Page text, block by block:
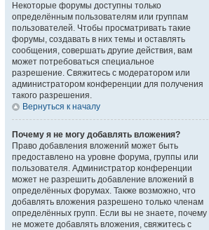
Некоторые форумы доступны только
определённым пользователям или группам
пользователей. Чтобы просматривать такие
форумы, создавать в них темы и оставлять
сообщения, совершать другие действия, вам
может потребоваться специальное
разрешение. Свяжитесь с модератором или
администратором конференции для получения
такого разрешения.
Вернуться к началу
Почему я не могу добавлять вложения?
Право добавления вложений может быть
предоставлено на уровне форума, группы или
пользователя. Администратор конференции
может не разрешить добавление вложений в
определённых форумах. Также возможно, что
добавлять вложения разрешено только членам
определённых групп. Если вы не знаете, почему
не можете добавлять вложения, свяжитесь с